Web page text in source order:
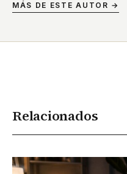
MÁS DE ESTE AUTOR →
Relacionados